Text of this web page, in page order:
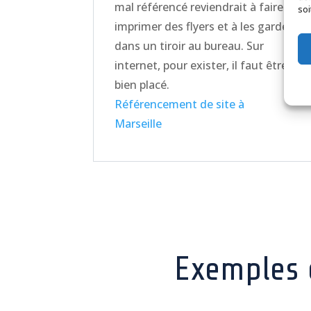
mal référencé reviendrait à faire
imprimer des flyers et à les garder
dans un tiroir au bureau. Sur
internet, pour exister, il faut être
bien placé.
Référencement de site à
Marseille